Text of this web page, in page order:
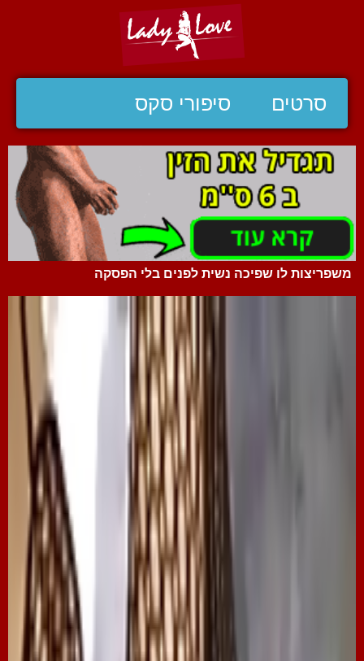
סרטים סיפורי סקס
משפריצות לו שפיכה נשית לפנים בלי הפסקה